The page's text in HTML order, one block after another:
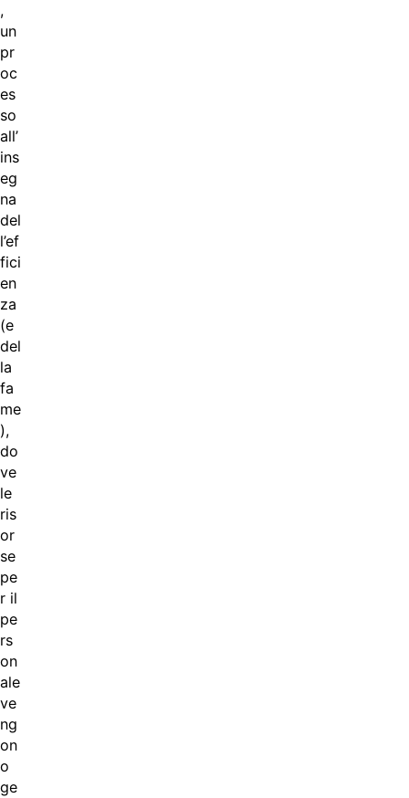
,
un
pr
oc
es
so
all’
ins
eg
na
del
l’ef
fici
en
za
(e
del
la
fa
me
),
do
ve
le
ris
or
se
pe
r il
pe
rs
on
ale
ve
ng
on
o
ge